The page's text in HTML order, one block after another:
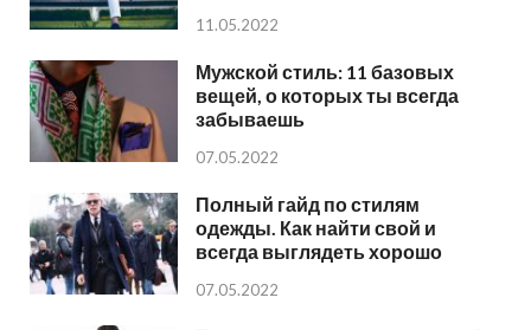
11.05.2022
Мужской стиль: 11 базовых
вещей, о которых ты всегда
забываешь
07.05.2022
Полный гайд по стилям
одежды. Как найти свой и
всегда выглядеть хорошо
07.05.2022